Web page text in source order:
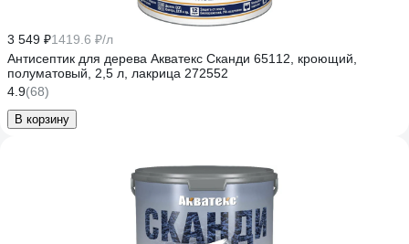
3 549 ₽1419.6 ₽/л
Антисептик для дерева Акватекс Сканди 65112, кроющий,
полуматовый, 2,5 л, лакрица 272552
4.9(68)
В корзину